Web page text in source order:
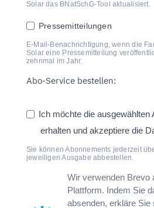
Solar das BNatSchG-Tool aktualisiert.
Pressemitteilungen
E-Mail-Benachrichtigung, wenn die
Solar eine Pressemitteilung
zehnmal im Jahr.
Abo-Service bestellen:
Ich möchte die ausgewählten
erhalten und akzeptiere die
Sie können Abonnements jederzeit
jeweiligen Ausgabe abbestellen.
Wir verwenden Brevo
Plattform. Indem Sie
absenden, erkläre Sie